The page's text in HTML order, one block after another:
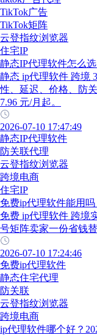
TikTok广告
TikTok矩阵
云登指纹浏览器
住宅IP
静态IP代理软件怎么
静态 ip代理软件 跨境
性、延迟、价格、防
7.96 元/月起。
2026-07-10 17:47:49
静态IP代理软件
防关联代理
云登指纹浏览器
跨境电商
住宅IP
免费ip代理软件能用
免费 ip代理软件 跨境
号矩阵卖家一份省钱
2026-07-10 17:24:46
免费ip代理软件
静态住宅代理
防关联
云登指纹浏览器
跨境电商
ip代理软件哪个好？